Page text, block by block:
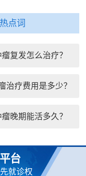
点词
瘤复发怎么治疗？
治疗费用是多少？
瘤晚期能活多久？
台
就诊权